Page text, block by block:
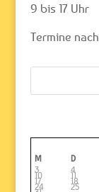
9 bis 17 Uhr
Termine
M D
3 4
10 11
17 18
24 25